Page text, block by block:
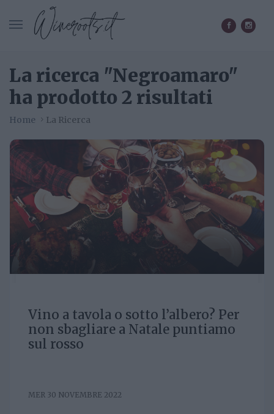
La ricerca "Negroamaro"
ha prodotto 2 risultati
Home La Ricerca
Vino a tavola o sotto l’albero? Per
non sbagliare a Natale puntiamo
sul rosso
MER 30 NOVEMBRE 2022